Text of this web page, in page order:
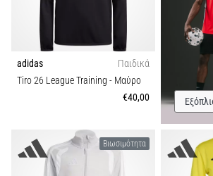
adidas
Παιδικά
Tiro 26 League Training - Μαύρο
€40,00
Βιωσιμότητα